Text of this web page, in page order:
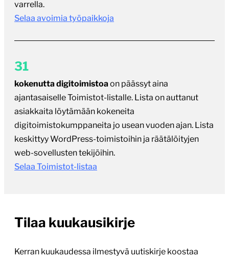
varrella.
Selaa avoimia työpaikkoja
31
kokenutta digitoimistoaon päässyt aina
ajantasaiselle Toimistot-listalle. Lista on auttanut
asiakkaita löytämään kokeneita
digitoimistokumppaneita jo usean vuoden ajan. Lista
keskittyy WordPress-toimistoihin ja räätälöityjen
web-sovellusten tekijöihin.
Selaa Toimistot-listaa
Tilaa kuukausikirje
Kerran kuukaudessa ilmestyvä uutiskirje koostaa